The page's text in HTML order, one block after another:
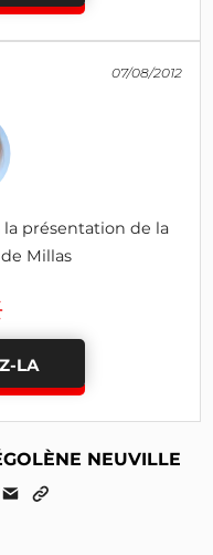
07/08/2012
présentation de la
Millas
LA
NEUVILLE